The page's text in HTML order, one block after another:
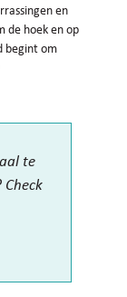
en
de hoek en op
begint om
te